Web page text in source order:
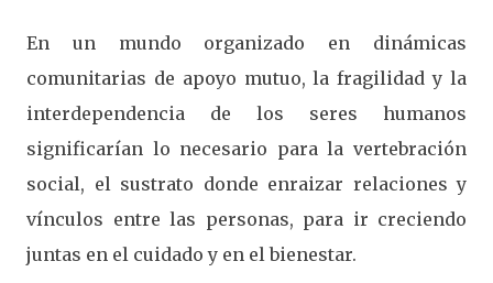
En un mundo organizado en dinámicas
comunitarias de apoyo mutuo, la fragilidad y la
interdependencia de los seres humanos
significarían lo necesario para la vertebración
social, el sustrato donde enraizar relaciones y
vínculos entre las personas, para ir creciendo
juntas en el cuidado y en el bienestar.